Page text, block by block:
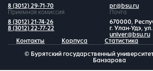
8 (3012) 29-71-70
pr@bsu.ru
Приемная комиссия
8 (3012) 21-74-26
8 (3012) 22-77-22
Почта
670000,
г. Улан-Удэ,
univer@bsu.ru
Контакты
Корпуса Статистика
© Бурятский государственный
Банзарова